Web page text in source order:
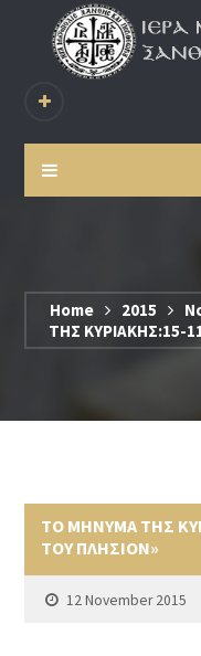
Home 2015
ΤΗΣ ΚΥΡΙΑΚΗΣ:15-
ΤΟ ΜΗΝΥΜΑ ΤΗΣ
ΤΟΥ ΠΛΗΣΙΟΝ»
12 November 2015